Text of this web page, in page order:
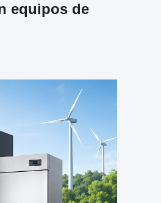
equipos de